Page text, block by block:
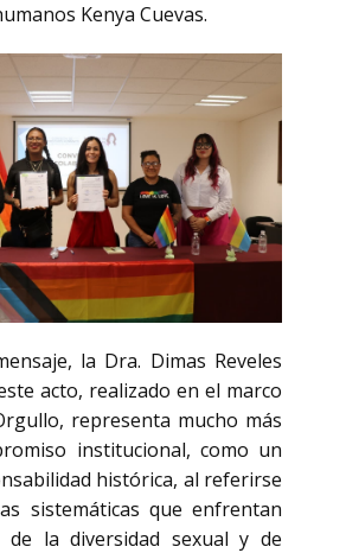
Kenya Cuevas.
la Dra. Dimas Reveles
acto, realizado en el marco
representa mucho más
institucional, como un
histórica, al referirse
sistemáticas que enfrentan
de la diversidad sexual y de